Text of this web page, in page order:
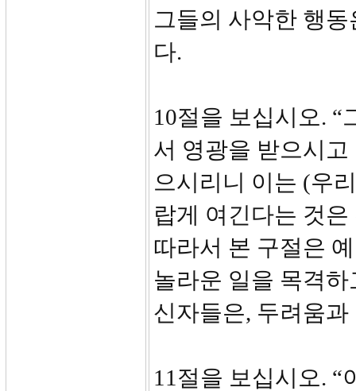
그들의 사악한 행
다.
10절을 보십시오. “
서 영광을 받으시
으시리니 이는 (우
랍게 여긴다는 것
따라서 본 구절은
놀라운 일을 목격
신자들은, 두려움
11절을 보십시오. “